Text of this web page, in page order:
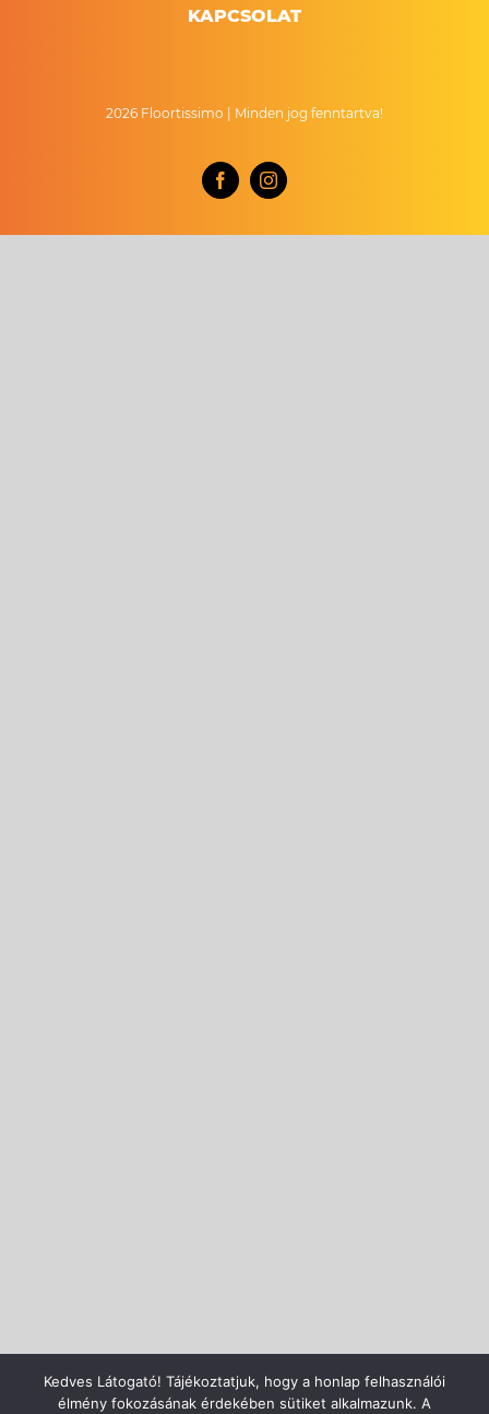
KAPCSOLAT
2026 Floortissimo | Minden jog fenntartva!
FacebookInstagram
Kedves Látogató! Tájékoztatjuk, hogy a honlap felhasználói
élmény fokozásának érdekében sütiket alkalmazunk. A